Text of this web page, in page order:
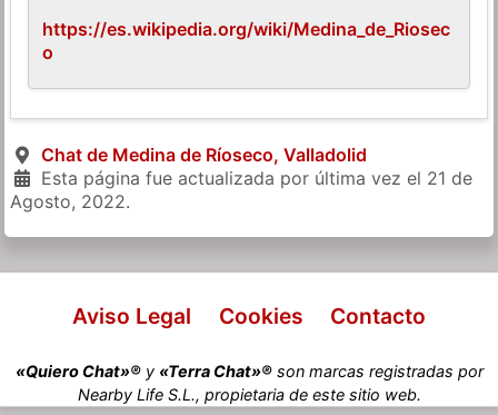
https://es.wikipedia.org/wiki/Medina_de_Riosec
o
Chat de Medina de Ríoseco, Valladolid
Esta página fue actualizada por última vez el 21 de
Agosto, 2022.
Aviso Legal Cookies Contacto
«Quiero Chat»®y «Terra Chat»®son marcas registradas por
Nearby Life S.L., propietaria de este sitio web.